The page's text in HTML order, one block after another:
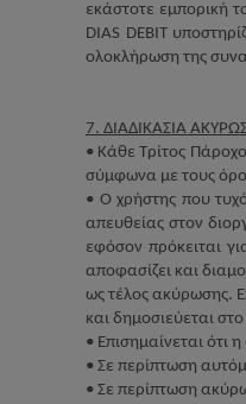
εκάστοτε εμπορική
DIAS DEBIT
ολοκλήρωση της
7. ΔΙΑΔΙΚΑΣΙΑ
• Κάθε Τρίτος
σύμφωνα με τους
• Ο χρήστης που
απευθείας στον
εφόσον πρόκειται
αποφασίζει και
ως τέλος ακύρωσης.
και δημοσιεύεται στο
• Επισημαίνεται ότι
• Σε περίπτωση
• Σε περίπτωση